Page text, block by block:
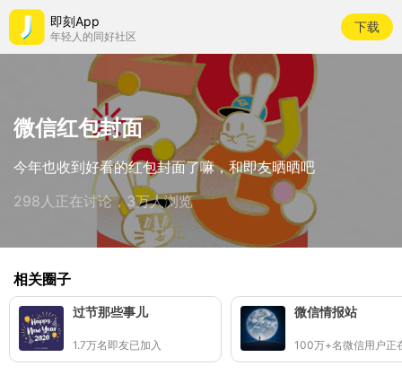
即刻App
年轻人的同好社区
下载
微信红包封面
今年也收到好看的红包封面了嘛，和即友晒晒吧
298人正在讨论，3万人浏览
相关圈子
过节那些事儿
1.7万名即友已加入
微信情报站